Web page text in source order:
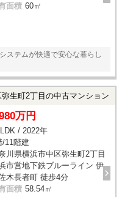
面積 60㎡
ステムが快適で安心な暮らし
生町2丁目の中古マンション
万円
/ 2022年
/11階建
川県横浜市中区弥生町2丁目
市営地下鉄ブルーライン 伊
木長者町 徒歩4分
面積 58.54㎡